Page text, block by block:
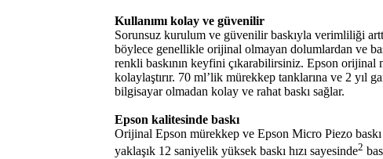
Kullanımı kolay ve güvenilir
Sorunsuz kurulum ve güvenilir baskıyla verimliliği
böylece genellikle orijinal olmayan dolumlardan ve
renkli baskının keyfini çıkarabilirsiniz. Epson orijinal
kolaylaştırır. 70 ml’lik mürekkep tanklarına ve 2
bilgisayar olmadan kolay ve rahat baskı sağlar.
Epson kalitesinde baskı
Orijinal Epson mürekkep ve Epson Micro Piezo
yaklaşık 12 saniyelik yüksek baskı hızı sayesinde2